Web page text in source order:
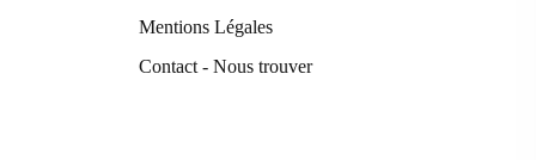
Mentions Légales
Contact - Nous trouver